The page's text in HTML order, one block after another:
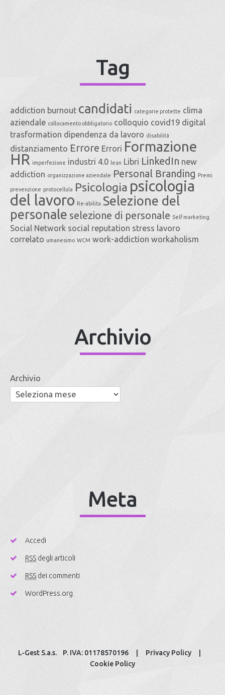
Tag
addiction burnout candidati categorie protette clima
aziendale collocamento obbligatorio colloquio covid19 digital
trasformation dipendenza da lavoro disabilità
distanziamento Errore Errori Formazione
HR imperfezione industri 4.0 lean Libri LinkedIn new
addiction organizzazione aziendale Personal Branding Premi
prevenzione protocellula Psicologia psicologia
del lavoro Re-abilita Selezione del
personale selezione di personale Self marketing
Social Network social reputation stress lavoro
correlato umanesimo WCM work-addiction workaholism
Archivio
Archivio
Meta
Accedi
RSS degli articoli
RSS dei commenti
WordPress.org
L-Gest S.a.s. P. IVA: 01178570196 | Privacy Policy |
Cookie Policy